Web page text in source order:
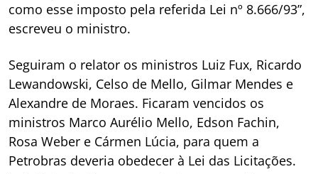
como esse imposto pela referida Lei nº 8.666/93”,
escreveu o ministro.
Seguiram o relator os ministros Luiz Fux, Ricardo
Lewandowski, Celso de Mello, Gilmar Mendes e
Alexandre de Moraes. Ficaram vencidos os
ministros Marco Aurélio Mello, Edson Fachin,
Rosa Weber e Cármen Lúcia, para quem a
Petrobras deveria obedecer à Lei das Licitações.